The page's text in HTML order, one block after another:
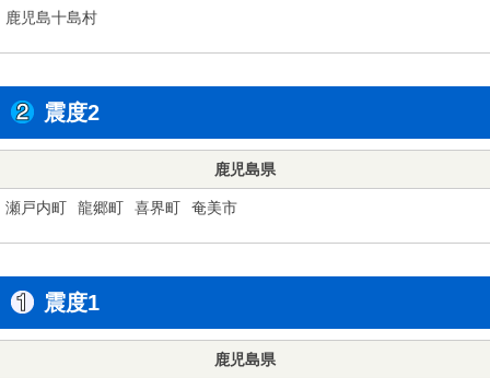
鹿児島十島村
震度2
鹿児島県
瀬戸内町 龍郷町 喜界町 奄美市
震度1
鹿児島県